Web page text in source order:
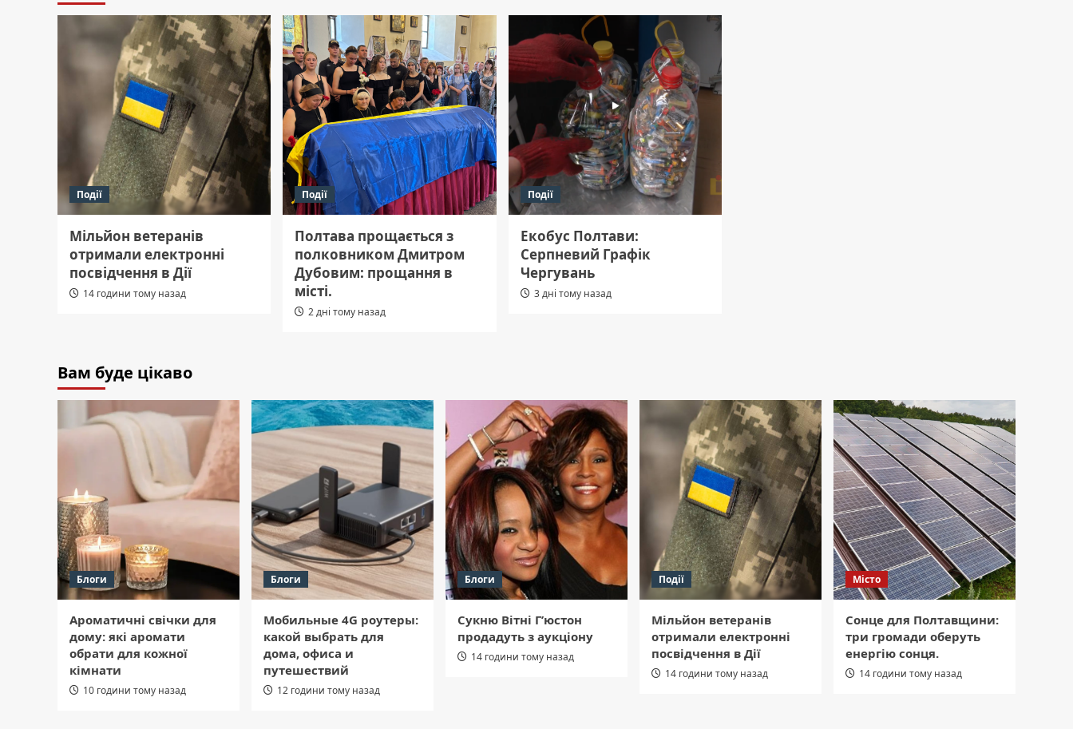
Події
Мільйон ветеранів
отримали електронні
посвідчення в Дії
14 години тому назад
Події
Полтава прощається з
полковником Дмитром
Дубовим: прощання в
місті.
2 дні тому назад
Події
Екобус Полтави:
Серпневий Графік
Чергувань
3 дні тому назад
Вам буде цікаво
Блоги
Ароматичні свічки для
дому: які аромати
обрати для кожної
кімнати
10 години тому назад
Блоги
Мобильные 4G роутеры:
какой выбрать для
дома, офиса и
путешествий
12 години тому назад
Блоги
Сукню Вітні Г’юстон
продадуть з аукціону
14 години тому назад
Події
Мільйон ветеранів
отримали електронні
посвідчення в Дії
14 години тому назад
Місто
Сонце для Полтавщини:
три громади оберуть
енергію сонця.
14 години тому назад